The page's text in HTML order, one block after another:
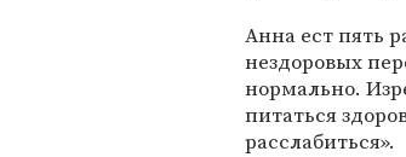
Анна ест пять
нездоровых
нормально.
питаться
расслабиться».